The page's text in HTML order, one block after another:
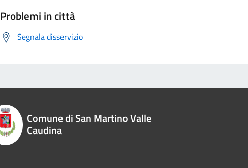
Problemi in città
Segnala disservizio
Comune di San Martino Valle
Caudina